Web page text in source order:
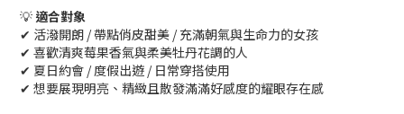
💡 適合對象
✔ 活潑開朗 / 帶點俏皮甜美 / 充滿朝氣與生命力的女孩
✔ 喜歡清爽莓果香氣與柔美牡丹花調的人
✔ 夏日約會 / 度假出遊 / 日常穿搭使用
✔ 想要展現明亮、精緻且散發滿滿好感度的耀眼存在感